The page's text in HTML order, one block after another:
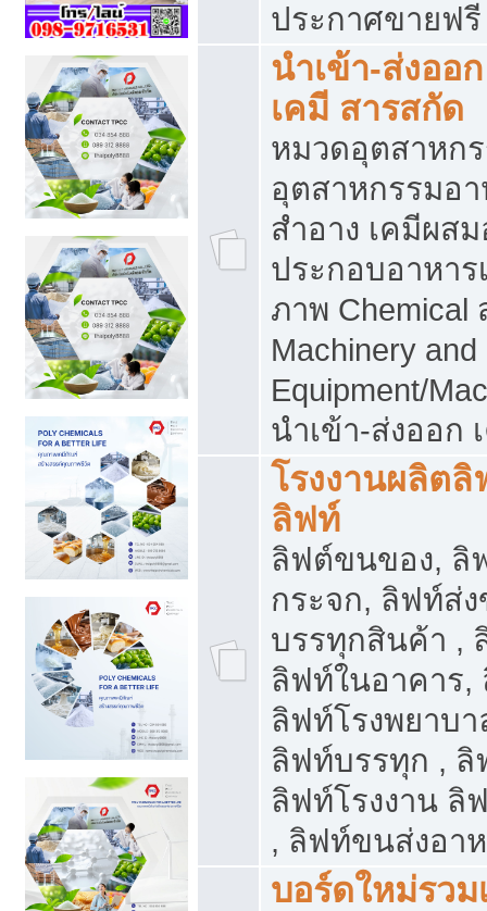
ประกาศขายฟรี
นำเข้า-ส่งออ
เคมี สารสกัด
หมวดอุตสาหก
อุตสาหกรรมอา
สำอาง เคมีผส
ประกอบอาหาร
ภาพ Chemical
Machinery
Equipment/
นำเข้า-ส่งออก
โรงงานผลิต
ลิฟท์
ลิฟต์ขนของ, ลิ
กระจก, ลิฟท์ส่
บรรทุกสินค้า ,
ลิฟท์ในอาคาร,
ลิฟท์โรงพยาบ
ลิฟท์บรรทุก ,
ลิฟท์โรงงาน ลิ
, ลิฟท์ขนส่งอา
บอร์ดใหม่รว